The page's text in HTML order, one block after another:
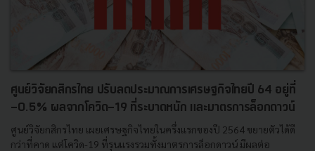
ศูนย์วิจัยกสิกรไทย ปรับลดประมาณการเศรษฐกิจไทยปี 64 อยู่ที่
-0.5% ผลจากโควิด-19 ที่ระบาดหนัก และมาตรการล็อกดาวน์
ศูนย์วิจัยกสิกรไทย เผยเศรษฐกิจไทยในครึ่งแรกของปี 2564 ขยายตัวได้ดี
กว่าที่คาด แต่โควิด-19 ที่รุนแรงรวมทั้งมาตรการล็อกดาวน์ มีผลต่อ